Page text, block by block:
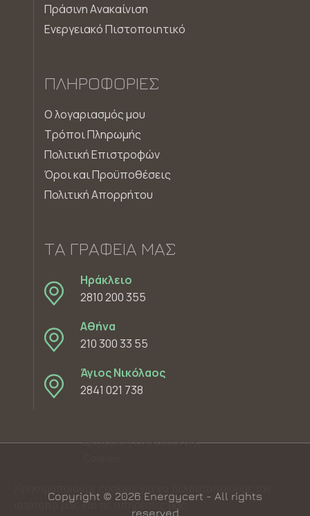
Διαχείριση Συγκατάθεσης
ιστότοπό μας και τις υπηρεσίες μας.
Πράσινη Aνακαίνιση
Ενεργειακό Πιστοποιητικό
ΠΛΗΡΟΦΟΡΊΕΣ
Ο λογαριασμός μου
Τρόποι Πληρωμής
Πολιτική Επιστροφών
Όροι και Προϋποθέσεις
Πολιτική Απορρήτου
ΤΑ ΓΡΑΦΕΊΑ ΜΑΣ
Ηράκλειο
2810 200 355
Αθήνα
210 300 33 55
Άγιος Νικόλαος
2841 021 738
Copyright © 2026 Energycert - All rights
reserved